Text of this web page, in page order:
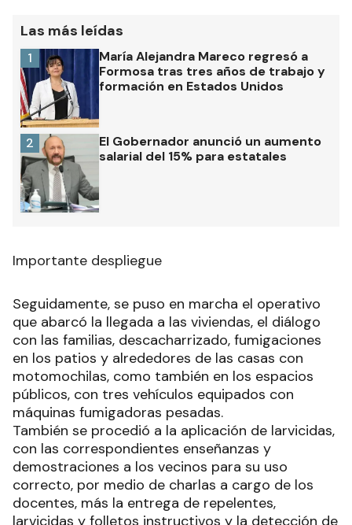
Las más leídas
María Alejandra Mareco regresó a
Formosa tras tres años de trabajo y
formación en Estados Unidos
1
El Gobernador anunció un aumento
salarial del 15% para estatales
2
Importante despliegue
Seguidamente, se puso en marcha el operativo
que abarcó la llegada a las viviendas, el diálogo
con las familias, descacharrizado, fumigaciones
en los patios y alrededores de las casas con
motomochilas, como también en los espacios
públicos, con tres vehículos equipados con
máquinas fumigadoras pesadas.
También se procedió a la aplicación de larvicidas,
con las correspondientes enseñanzas y
demostraciones a los vecinos para su uso
correcto, por medio de charlas a cargo de los
docentes, más la entrega de repelentes,
larvicidas y folletos instructivos y la detección de